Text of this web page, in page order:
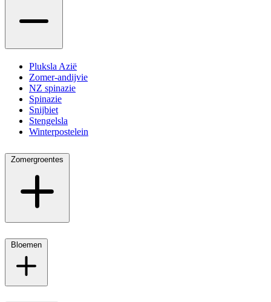
Pluksla Azië
Zomer-andijvie
NZ spinazie
Spinazie
Snijbiet
Stengelsla
Winterpostelein
Zomergroentes
Bloemen